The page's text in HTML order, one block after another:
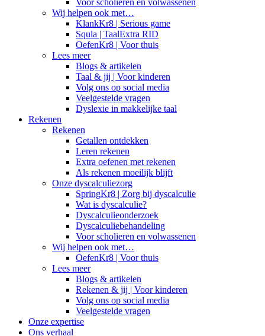
Voor scholieren en volwassenen
Wij helpen ook met…
KlankKr8 | Serious game
Squla | TaalExtra RID
OefenKr8 | Voor thuis
Lees meer
Blogs & artikelen
Taal & jij | Voor kinderen
Volg ons op social media
Veelgestelde vragen
Dyslexie in makkelijke taal
Rekenen
Rekenen
Getallen ontdekken
Leren rekenen
Extra oefenen met rekenen
Als rekenen moeilijk blijft
Onze dyscalculiezorg
SpringKr8 | Zorg bij dyscalculie
Wat is dyscalculie?
Dyscalculieonderzoek
Dyscalculiebehandeling
Voor scholieren en volwassenen
Wij helpen ook met…
OefenKr8 | Voor thuis
Lees meer
Blogs & artikelen
Rekenen & jij | Voor kinderen
Volg ons op social media
Veelgestelde vragen
Onze expertise
Ons verhaal